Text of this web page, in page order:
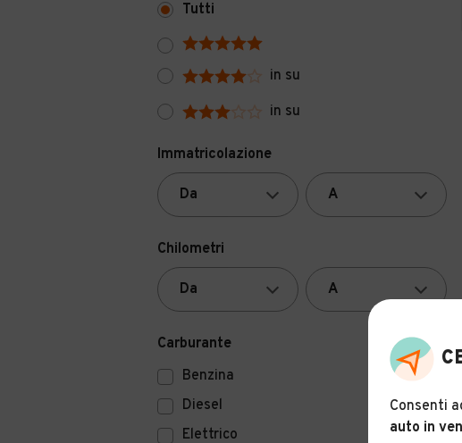
Tutti
in su
in su
Immatricolazione
Chilometri
Carburante
Benzina
Diesel
Elettrico
Consenti
auto in